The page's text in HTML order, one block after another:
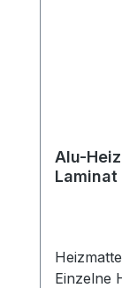
Alu-
Einzelne